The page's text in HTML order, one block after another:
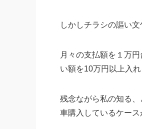
しかしチラシの謳い
月々の支払額を１万
い額を10万円以上入
残念ながら私の知る
車購入しているケース